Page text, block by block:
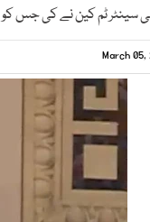
نے کی جس کو 26 دیگر سینیٹرز کی حمایت حاصل تھی
March 05,